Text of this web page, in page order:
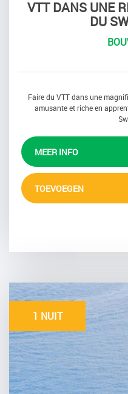
VTT DANS UNE
DU
Faire du VTT dans une
amusante et riche en
MEER INFO
TOEVOEGEN
1 NUIT